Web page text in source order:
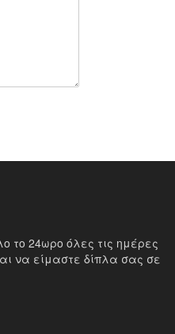
το 24ωρο όλες τις ημέρες
να είμαστε δίπλα σας σε